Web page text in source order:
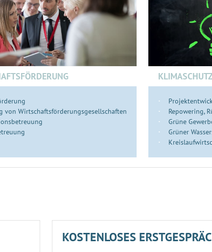
von Wirtschaftsförderungsgesellschaften
Repowering,
Grüne
Grüner
KOSTENLOSES